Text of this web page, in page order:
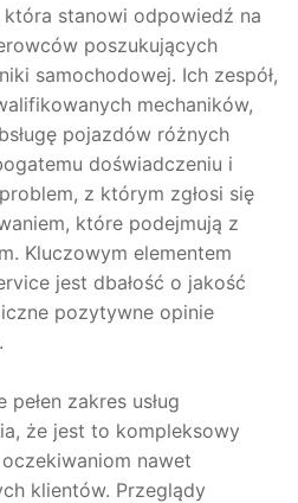
która stanowi odpowiedź na
poszukujących
samochodowej. Ich zespół,
mechaników,
pojazdów różnych
doświadczeniu i
z którym zgłosi się
które podejmują z
Kluczowym elementem
jest dbałość o jakość
pozytywne opinie
zakres usług
że jest to kompleksowy
nawet
klientów. Przeglądy